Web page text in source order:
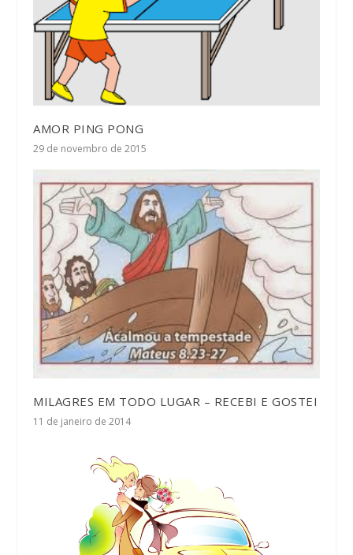
AMOR PING PONG
29 de novembro de 2015
MILAGRES EM TODO LUGAR – RECEBI E GOSTEI
11 de janeiro de 2014